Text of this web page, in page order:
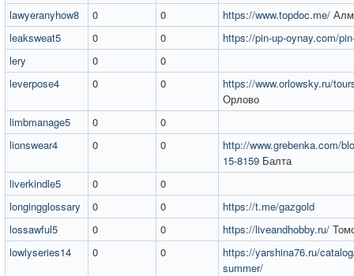
lawyeranyhow8
0 0 https://www.topdoc.me/
leaksweat5
0 0
https://pin-up-oynay.com/
lery
0
0
leverpose4
0 0
https://www.orlowsky.ru/
Орлово
limbmanage5
0
0
lionswear4
0 0
http://www.grebenka.com/
15-8159 Балта
liverkindle5
0
0
longingglossary
0 0
https://t.me/gazgold
lossawful5
0 0 https://liveandhobby.ru/
lowlyseries14
0 0
https://yarshina76.ru/
summer/